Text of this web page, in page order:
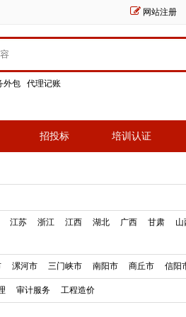
网站注册
外包 代理记账
招投标 培训认证
江苏 浙江 江西 湖北 广西 甘肃 山
漯河市 三门峡市 南阳市 商丘市 信阳
审计服务 工程造价